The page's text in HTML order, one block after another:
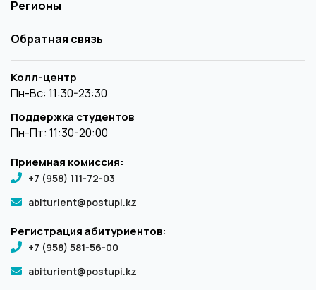
Регионы
Обратная связь
Колл-центр
Пн-Вс: 11:30-23:30
Поддержка студентов
Пн-Пт: 11:30-20:00
Приемная комиссия:
+7 (958) 111-72-03
abiturient@postupi.kz
Регистрация абитуриентов:
+7 (958) 581-56-00
abiturient@postupi.kz